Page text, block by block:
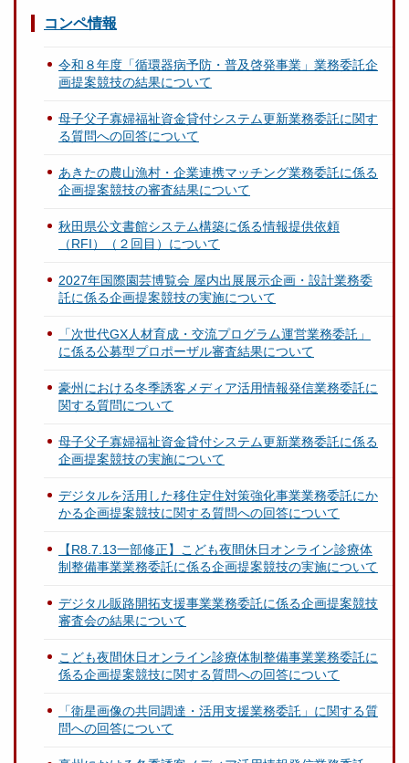
コンペ情報
令和８年度「循環器病予防・普及啓発事業」業務委託企
画提案競技の結果について
母子父子寡婦福祉資金貸付システム更新業務委託に関す
る質問への回答について
あきたの農山漁村・企業連携マッチング業務委託に係る
企画提案競技の審査結果について
秋田県公文書館システム構築に係る情報提供依頼
（RFI）（２回目）について
2027年国際園芸博覧会 屋内出展展示企画・設計業務委
託に係る企画提案競技の実施について
「次世代GX人材育成・交流プログラム運営業務委託」
に係る公募型プロポーザル審査結果について
豪州における冬季誘客メディア活用情報発信業務委託に
関する質問について
母子父子寡婦福祉資金貸付システム更新業務委託に係る
企画提案競技の実施について
デジタルを活用した移住定住対策強化事業業務委託にか
かる企画提案競技に関する質問への回答について
【R8.7.13一部修正】こども夜間休日オンライン診療体
制整備事業業務委託に係る企画提案競技の実施について
デジタル販路開拓支援事業業務委託に係る企画提案競技
審査会の結果について
こども夜間休日オンライン診療体制整備事業業務委託に
係る企画提案競技に関する質問への回答について
「衛星画像の共同調達・活用支援業務委託」に関する質
問への回答について